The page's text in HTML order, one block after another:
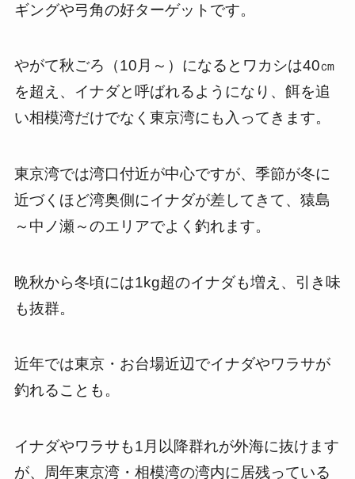
ギングや弓角の好ターゲットです。
やがて秋ごろ（10月～）になるとワカシは40㎝
を超え、イナダと呼ばれるようになり、餌を追
い相模湾だけでなく東京湾にも入ってきます。
東京湾では湾口付近が中心ですが、季節が冬に
近づくほど湾奥側にイナダが差してきて、猿島
～中ノ瀬～のエリアでよく釣れます。
晩秋から冬頃には1kg超のイナダも増え、引き味
も抜群。
近年では東京・お台場近辺でイナダやワラサが
釣れることも。
イナダやワラサも1月以降群れが外海に抜けます
が、周年東京湾・相模湾の湾内に居残っている